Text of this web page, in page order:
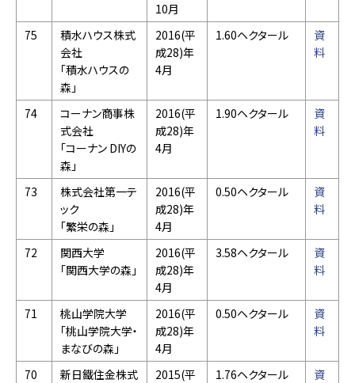
10月
75
積水ハウス株式
会社
「積水ハウスの
森」
2016(平
成28)年
4月
1.60ヘクタール
資
料
74
コーナン商事株
式会社
「コーナン DIYの
森」
2016(平
成28)年
4月
1.90ヘクタール
資
料
73
株式会社第一テ
ック
「繁栄の森」
2016(平
成28)年
4月
0.50ヘクタール
資
料
72
関西大学
「関西大学の森」
2016(平
成28)年
4月
3.58ヘクタール
資
料
71
桃山学院大学
「桃山学院大学・
まなびの森」
2016(平
成28)年
4月
0.50ヘクタール
資
料
70
新日鐵住金株式
2015(平
1.76ヘクタール
資